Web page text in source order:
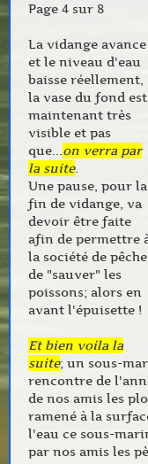
Page 4 sur 8
La vidange avance
et le niveau d'eau
baisse réellement,
la vase du fond est
maintenant très
visible et pas
que...on verra par
la suite.
Une pause, pour la
fin de vidange, va
devoir être faite
afin de permettre
la société de pêche
de "sauver" les
poissons; alors en
avant l'épuisette !
Et bien voila la
suite; un sous-
rencontre de
de nos amis les
ramené à la
l'eau ce sous-
par nos amis les